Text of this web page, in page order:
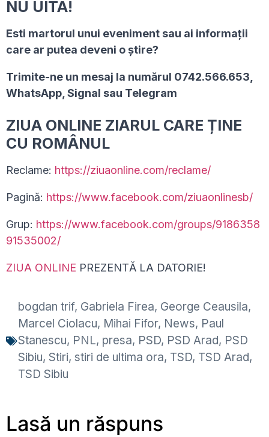
NU UITA!
Esti martorul unui eveniment sau ai informaţii
care ar putea deveni o ştire?
Trimite-ne un mesaj la numărul 0742.566.653,
WhatsApp, Signal sau Telegram
ZIUA ONLINE ZIARUL CARE ȚINE
CU ROMÂNUL
Reclame: https://ziuaonline.com/reclame/
Pagină: https://www.facebook.com/ziuaonlinesb/
Grup: https://www.facebook.com/groups/9186358
91535002/
ZIUA ONLINE PREZENTĂ LA DATORIE!
bogdan trif, Gabriela Firea, George Ceausila,
Marcel Ciolacu, Mihai Fifor, News, Paul
Stanescu, PNL, presa, PSD, PSD Arad, PSD
Sibiu, Stiri, stiri de ultima ora, TSD, TSD Arad,
TSD Sibiu
Lasă un răspuns